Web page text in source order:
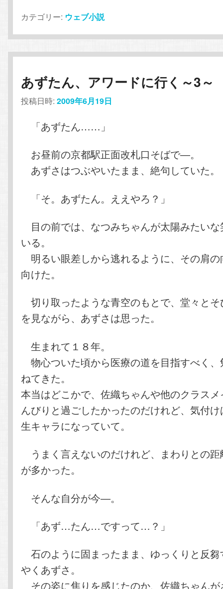
カテゴリー: ウェブ小説
あずたん、アワードに行く～3～
投稿日時:2009年6月19日
「あずたん……」
お昼前の京都駅正面改札口そばで―。
あずさはつぶやいたまま、絶句していた。
「そ。あずたん。ええやろ？」
目の前では、なつみちゃんが太陽みたい
いる。
明るい眼差しから逃れるように、その肩
向けた。
切り取ったような青空のもとで、堂々と
を見ながら、あずさは思った。
生まれて１８年。
物心ついた頃から医療の道を目指すべく
ねてきた。
本当はどこかで、佐織ちゃんや他のクラス
んびりと過ごしたかったのだけれど、気付
生キャラになっていて。
うまく言えないのだけれど、まわりとの
が多かった。
そんな自分が今―。
「あず…たん…ですって…？」
石のように固まったまま、ゆっくりと反
やくあずさ。
その姿に焦りを感じたのか、佐織ちゃん